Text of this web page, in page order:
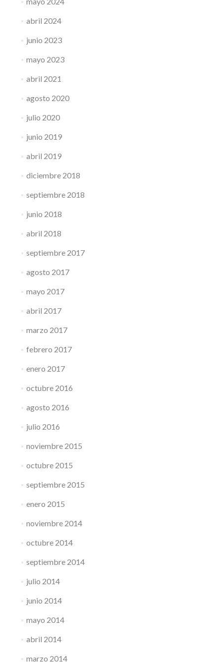
abril 2024
junio 2023
mayo 2023
abril 2021
agosto 2020
julio 2020
junio 2019
abril 2019
diciembre 2018
septiembre 2018
junio 2018
abril 2018
septiembre 2017
agosto 2017
mayo 2017
abril 2017
marzo 2017
febrero 2017
enero 2017
octubre 2016
agosto 2016
julio 2016
noviembre 2015
octubre 2015
septiembre 2015
enero 2015
noviembre 2014
octubre 2014
septiembre 2014
julio 2014
junio 2014
mayo 2014
abril 2014
marzo 2014